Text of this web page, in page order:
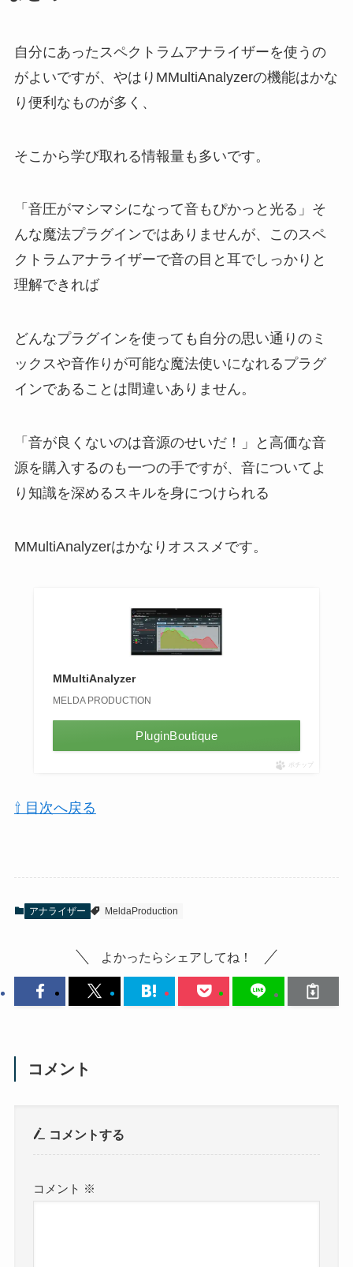
自分にあったスペクトラムアナライザーを使うの
がよいですが、やはりMMultiAnalyzerの機能はかな
り便利なものが多く、
そこから学び取れる情報量も多いです。
「音圧がマシマシになって音もぴかっと光る」そ
んな魔法プラグインではありませんが、このスペ
クトラムアナライザーで音の目と耳でしっかりと
理解できれば
どんなプラグインを使っても自分の思い通りのミ
ックスや音作りが可能な魔法使いになれるプラグ
インであることは間違いありません。
「音が良くないのは音源のせいだ！」と高価な音
源を購入するのも一つの手ですが、音についてよ
り知識を深めるスキルを身につけられる
MMultiAnalyzerはかなりオススメです。
MMultiAnalyzer
MELDA PRODUCTION
PluginBoutique
ポチップ
⇧ 目次へ戻る
アナライザー MeldaProduction
よかったらシェアしてね！
コメント
コメントする
コメント ※